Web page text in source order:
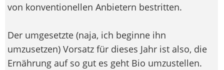
von konventionellen Anbietern bestritten.
Der umgesetzte (naja, ich beginne ihn
umzusetzen) Vorsatz für dieses Jahr ist also, die
Ernährung auf so gut es geht Bio umzustellen.